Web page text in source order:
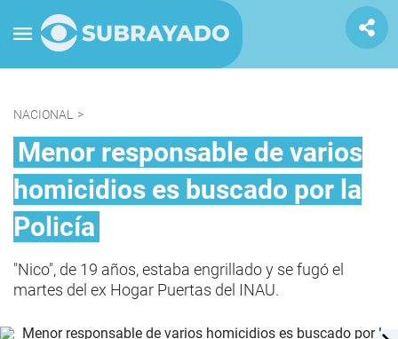
NACIONAL >
Menor responsable de varios
homicidios es buscado por la
Policía
"Nico", de 19 años, estaba engrillado y se fugó el
martes del ex Hogar Puertas del INAU.